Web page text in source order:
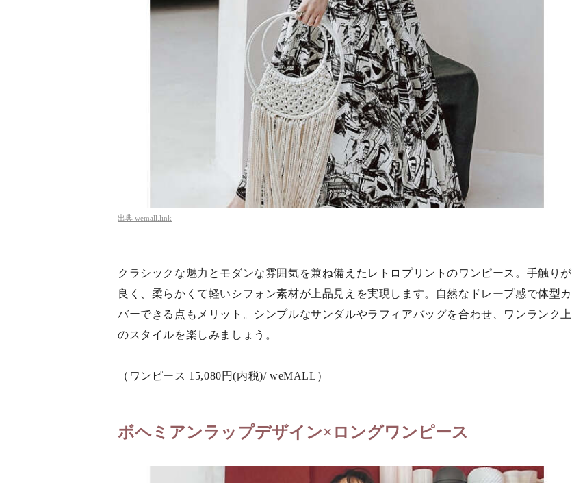
出典 wemall.link
クラシックな魅力とモダンな雰囲気を兼ね備えたレトロプリントのワンピース。手触りが
良く、柔らかくて軽いシフォン素材が上品見えを実現します。自然なドレープ感で体型カ
バーできる点もメリット。シンプルなサンダルやラフィアバッグを合わせ、ワンランク上
のスタイルを楽しみましょう。
（ワンピース 15,080円(内税)/ weMALL）
ボヘミアンラップデザイン×ロングワンピース